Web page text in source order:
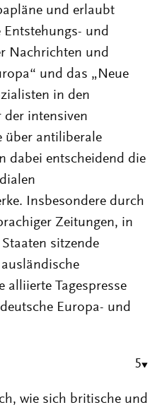
und erlaubt
und
Nachrichten und
und das „Neue
in den
der intensiven
über antiliberale
dabei entscheidend die
Insbesondere durch
Zeitungen, in
sitzende
alliierte Tagespresse
Europa- und
5
wie sich britische und